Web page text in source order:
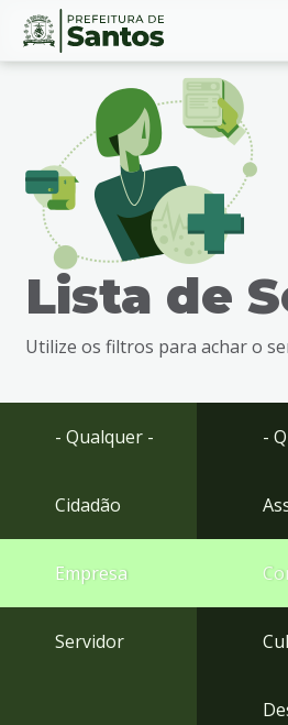
Ir
busca
Ir
Conteúdo
Lista de
Utilize os filtros para achar o
- Qualquer -
Cidadão
Empresa
Servidor
-